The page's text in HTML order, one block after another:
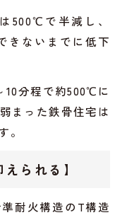
500℃で半減し、
きないまでに低下
10分程で約500℃に
まった鉄骨住宅は
。
られる】
耐火構造のT構造